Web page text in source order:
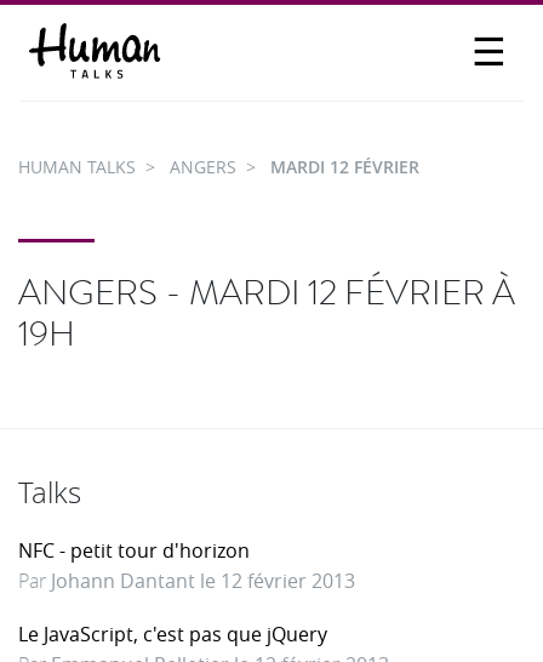
☰
PARTICIPER
HUMAN TALKS ANGERS MARDI 12 FÉVRIER
ANGERS - MARDI 12 FÉVRIER À
19H
Talks
NFC - petit tour d'horizon
Par Johann Dantant le 12 février 2013
Le JavaScript, c'est pas que jQuery